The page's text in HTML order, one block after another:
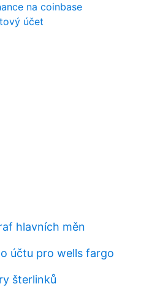
na coinbase
účet
hlavních měn
účtu pro wells fargo
šterlinků